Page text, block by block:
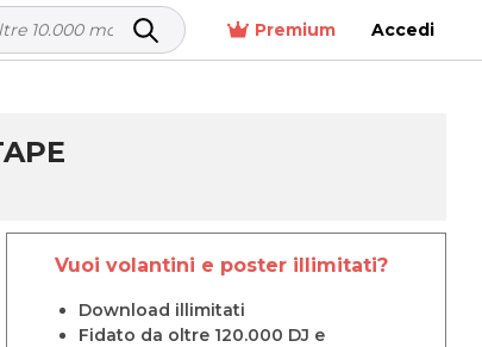
Premium Accedi
Vuoi volantini e poster illimitati?
Download illimitati
Fidato da oltre 120.000 DJ e